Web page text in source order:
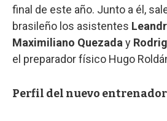
final de este año. Junto a él,
brasileño los asistentes
Maximiliano Quezada y
el preparador físico Hugo
Perfil del nuevo entrenador